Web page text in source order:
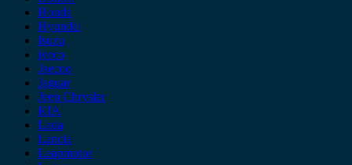
Honda
Hyundai
Isuzu
iveco
Jaecoo
Jaguar
Jeep Chrysler
KIA
Lada
Lancia
Leapmotor